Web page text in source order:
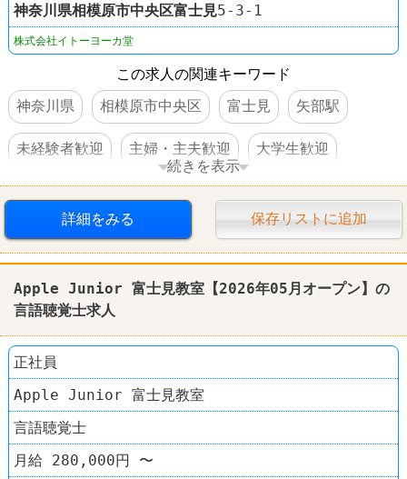
神奈川県相模原市中央区富士見5-3-1
株式会社イトーヨーカ堂
この求人の関連キーワード
神奈川県
相模原市中央区 富士見 矢部駅
未経験者歓迎 主婦・主夫歓迎 大学生歓迎
高校生OK 交通費支給 社員登用あり
続きを表示
詳細をみる 保存リストに追加
Apple Junior 富士見教室【2026年05月オープン】の
言語聴覚士求人
正社員
Apple Junior 富士見教室
言語聴覚士
月給 280,000円 〜